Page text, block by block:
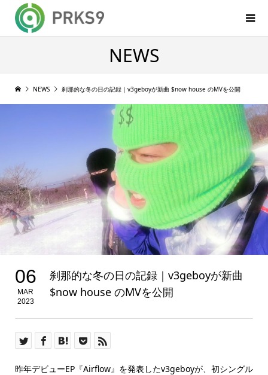
NEWS
NEWS 刹那的な冬の日の記録｜v3geboyが新曲 $now house のMVを公開
06
MAR
2023
刹那的な冬の日の記録｜v3geboyが新曲
$now house のMVを公開
昨年デビューEP『Airflow』を発表したv3geboyが、初シングル